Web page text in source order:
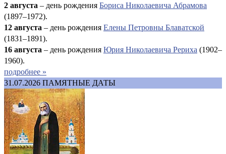
2 августа – день рождения Бориса Николаевича Абрамова
(1897–1972).
12 августа – день рождения Елены Петровны Блаватской
(1831–1891).
16 августа – день рождения Юрия Николаевича Рериха (1902–
1960).
подробнее »
31.07.2026 ПАМЯТНЫЕ ДАТЫ